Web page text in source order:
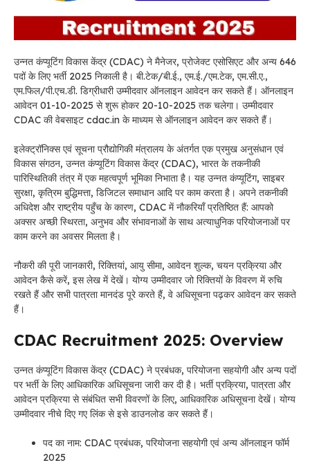
उन्नत कंप्यूटिंग विकास केंद्र (CDAC) ने मैनेजर, प्रोजेक्ट एसोसिएट और अन्य 646
पदों के लिए भर्ती 2025 निकाली है। बी.टेक/बी.ई., एम.ई./एम.टेक, एम.सी.ए.,
एम.फिल/पी.एच.डी. डिग्रीधारी उम्मीदवार ऑनलाइन आवेदन कर सकते हैं। ऑनलाइन
आवेदन 01-10-2025 से शुरू होकर 20-10-2025 तक चलेगा। उम्मीदवार
CDAC की वेबसाइट cdac.in के माध्यम से ऑनलाइन आवेदन कर सकते हैं।
इलेक्ट्रॉनिक्स एवं सूचना प्रौद्योगिकी मंत्रालय के अंतर्गत एक प्रमुख अनुसंधान एवं
विकास संगठन, उन्नत कंप्यूटिंग विकास केंद्र (CDAC), भारत के तकनीकी
पारिस्थितिकी तंत्र में एक महत्वपूर्ण भूमिका निभाता है। यह उन्नत कंप्यूटिंग, साइबर
सुरक्षा, कृत्रिम बुद्धिमत्ता, डिजिटल समाधान आदि पर काम करता है। अपने तकनीकी
अधिदेश और राष्ट्रीय पहुँच के कारण, CDAC में नौकरियाँ प्रतिष्ठित हैं: आपको
अक्सर अच्छी स्थिरता, अनुभव और संभावनाओं के साथ अत्याधुनिक परियोजनाओं पर
काम करने का अवसर मिलता है।
नौकरी की पूरी जानकारी, रिक्तियां, आयु सीमा, आवेदन शुल्क, चयन प्रक्रिया और
आवेदन कैसे करें, इस लेख में देखें। योग्य उम्मीदवार जो रिक्तियों के विवरण में रुचि
रखते हैं और सभी पात्रता मानदंड पूरे करते हैं, वे अधिसूचना पढ़कर आवेदन कर सकते
हैं।
CDAC Recruitment 2025: Overview
उन्नत कंप्यूटिंग विकास केंद्र (CDAC) ने प्रबंधक, परियोजना सहयोगी और अन्य पदों
पर भर्ती के लिए आधिकारिक अधिसूचना जारी कर दी है। भर्ती प्रक्रिया, पात्रता और
आवेदन प्रक्रिया से संबंधित सभी विवरणों के लिए, आधिकारिक अधिसूचना देखें। योग्य
उम्मीदवार नीचे दिए गए लिंक से इसे डाउनलोड कर सकते हैं।
पद का नाम: CDAC प्रबंधक, परियोजना सहयोगी एवं अन्य ऑनलाइन फॉर्म
2025